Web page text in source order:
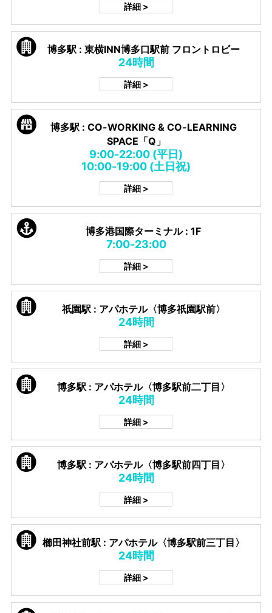
詳細 >
博多駅 : 東横INN博多口駅前 フロントロビー
24時間
詳細 >
博多駅 : CO-WORKING & CO-LEARNING
SPACE「Q」
9:00-22:00 (平日)
10:00-19:00 (土日祝)
詳細 >
博多港国際ターミナル : 1F
7:00-23:00
詳細 >
祇園駅 : アパホテル〈博多祇園駅前〉
24時間
詳細 >
博多駅 : アパホテル〈博多駅前二丁目〉
24時間
詳細 >
博多駅 : アパホテル〈博多駅前四丁目〉
24時間
詳細 >
櫛田神社前駅 : アパホテル〈博多駅前三丁目〉
24時間
詳細 >